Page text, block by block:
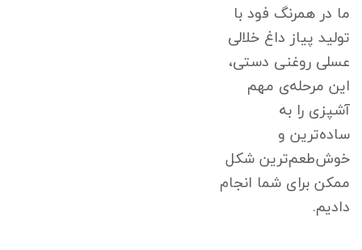
ما در همرنگ فود با
تولید پیاز داغ خلالی
عسلی روغنی دستی،
این مرحله‌ی مهم
آشپزی را به
ساده‌ترین و
خوش‌طعم‌ترین شکل
ممکن برای شما انجام
دادیم.